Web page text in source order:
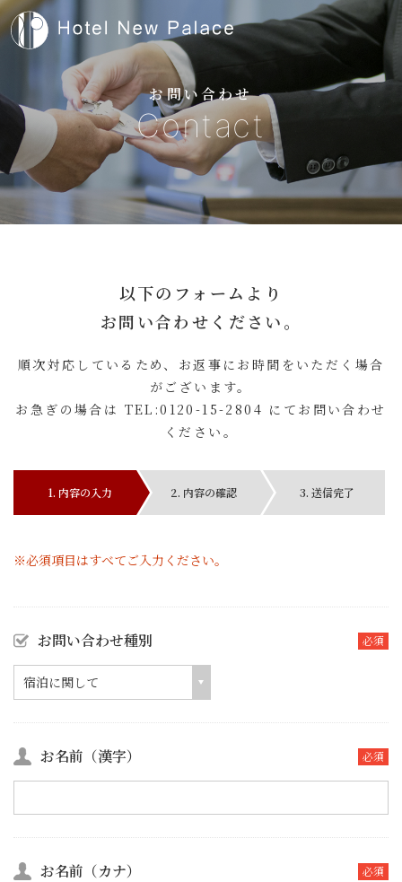
お問い合わせ
Contact
以下のフォームより
お問い合わせください。
順次対応しているため、お返事にお時間をいただく場合
がございます。
お急ぎの場合は TEL:0120-15-2804 にてお問い合わせ
ください。
1. 内容の入力 2. 内容の確認 3. 送信完了
※必須項目はすべてご入力ください。
お問い合わせ種別 必須
宿泊に関して
お名前（漢字） 必須
お名前（カナ） 必須